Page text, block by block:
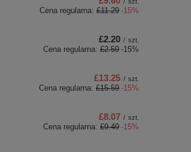
Cena regularna: £11.29 -15%
£2.20 / szt.
Cena regularna: £2.59 -15%
£13.25 / szt.
Cena regularna: £15.59 -15%
£8.07 / szt.
Cena regularna: £9.49 -15%